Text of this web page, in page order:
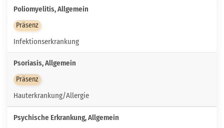
Poliomyelitis, Allgemein
Präsenz
Infektionserkrankung
Psoriasis, Allgemein
Präsenz
Hauterkrankung/Allergie
Psychische Erkrankung, Allgemein